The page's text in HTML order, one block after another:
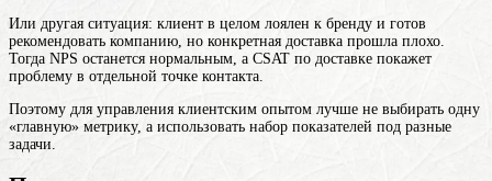
Или другая ситуация: клиент в целом лоялен к бренду и готов
рекомендовать компанию, но конкретная доставка прошла плохо.
Тогда NPS останется нормальным, а CSAT по доставке покажет
проблему в отдельной точке контакта.
Поэтому для управления клиентским опытом лучше не выбирать одну
«главную» метрику, а использовать набор показателей под разные
задачи.